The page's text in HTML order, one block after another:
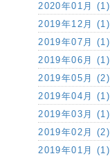
2020年01月 (1)
2019年12月 (1)
2019年07月 (1)
2019年06月 (1)
2019年05月 (2)
2019年04月 (1)
2019年03月 (1)
2019年02月 (2)
2019年01月 (1)